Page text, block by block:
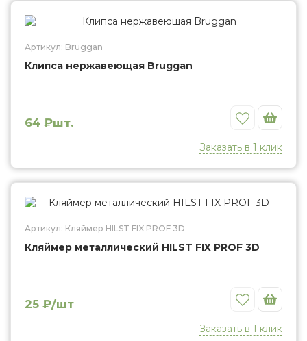
Клипса нержавеющая Bruggan
Артикул: Bruggan
Клипса нержавеющая Bruggan
64 ₽шт. Избранное
Заказать в 1 клик
Кляймер металлический HILST FIX PROF 3D
Артикул: Кляймер HILST FIX PROF 3D
Кляймер металлический HILST FIX PROF 3D
25 ₽/шт Избранное
Заказать в 1 клик